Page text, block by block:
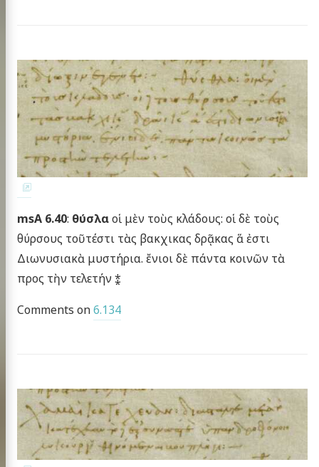
msA 6.40: θύσλαοἱ μὲν τοὺς κλάδους: οἱ δὲ τοὺς
θύρσους τοῦτέστι τὰς βακχικας δρᾷκας ἅ ἐστι
Διωνυσιακὰ μυστήρια. ἔνιοι δὲ πάντα κοινῶν τὰ
προς τὴν τελετήν ⁑
Comments on6.134